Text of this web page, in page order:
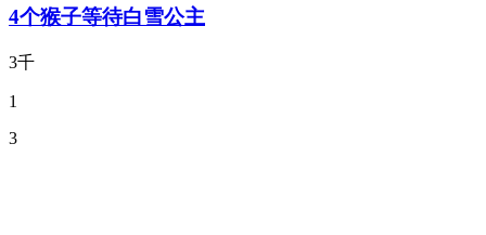
4个猴子等待白雪公主
3千
1
3